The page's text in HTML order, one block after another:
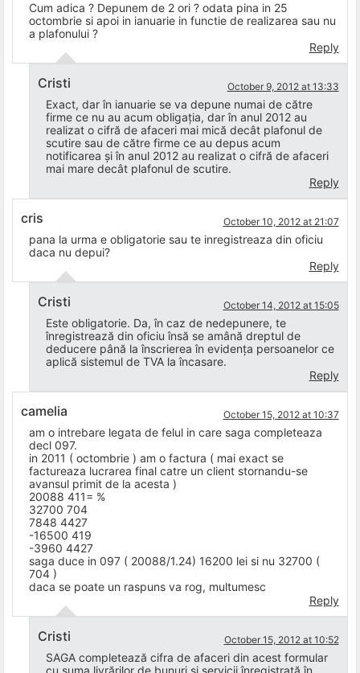
Cum adica ? Depunem de 2 ori ? odata pina in 25
octombrie si apoi in ianuarie in functie de realizarea sau nu
a plafonului ?
Reply
Cristi October 9, 2012 at 13:33
Exact, dar în ianuarie se va depune numai de către
firme ce nu au acum obligația, dar în anul 2012 au
realizat o cifră de afaceri mai mică decât plafonul de
scutire sau de către firme ce au depus acum
notificarea și în anul 2012 au realizat o cifră de afaceri
mai mare decât plafonul de scutire.
Reply
cris October 10, 2012 at 21:07
pana la urma e obligatorie sau te inregistreaza din oficiu
daca nu depui?
Reply
Cristi October 14, 2012 at 15:05
Este obligatorie. Da, în caz de nedepunere, te
înregistrează din oficiu însă se amână dreptul de
deducere până la înscrierea în evidența persoanelor ce
aplică sistemul de TVA la încasare.
Reply
camelia October 15, 2012 at 10:37
am o intrebare legata de felul in care saga completeaza
decl 097.
in 2011 ( octombrie ) am o factura ( mai exact se
factureaza lucrarea final catre un client stornandu-se
avansul primit de la acesta )
20088 411= %
32700 704
7848 4427
-16500 419
-3960 4427
saga duce in 097 ( 20088/1.24) 16200 lei si nu 32700 (
704 )
daca se poate un raspuns va rog, multumesc
Reply
Cristi October 15, 2012 at 10:52
SAGA completează cifra de afaceri din acest formular
cu suma livrărilor de bunuri și servicii înregistrată în